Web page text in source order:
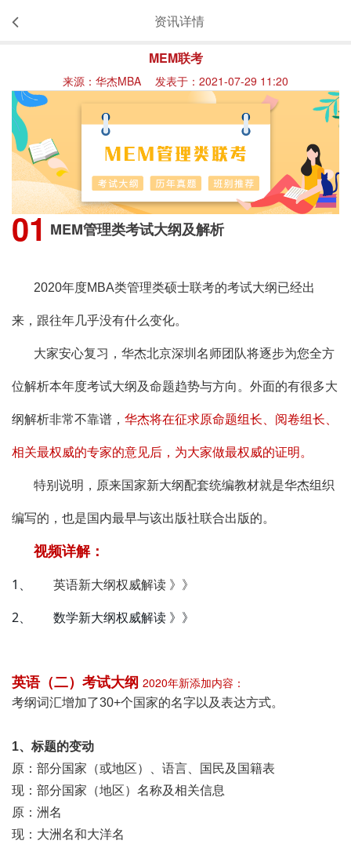
资讯详情
MEM联考
来源：华杰MBA 发表于：2021-07-29 11:20
01 MEM管理类考试大纲及解析
2020年度MBA类管理类硕士联考的考试大纲已经出
来，跟往年几乎没有什么变化。
大家安心复习，华杰北京深圳名师团队将逐步为您全方
位解析本年度考试大纲及命题趋势与方向。外面的有很多大
纲解析非常不靠谱， 华杰将在征求原命题组长、阅卷组长、
相关最权威的专家的意见后，为大家做最权威的证明。
特别说明，原来国家新大纲配套统编教材就是华杰组织
编写的，也是国内最早与该出版社联合出版的。
视频详解：
1、
英语新大纲权威解读 》》
2、
数学新大纲权威解读 》》
英语（二）考试大纲 2020年新添加内容：
考纲词汇增加了30+个国家的名字以及表达方式。
1、标题的变动
原：部分国家（或地区）、语言、国民及国籍表
现：部分国家（地区）名称及相关信息
原：洲名
现：大洲名和大洋名